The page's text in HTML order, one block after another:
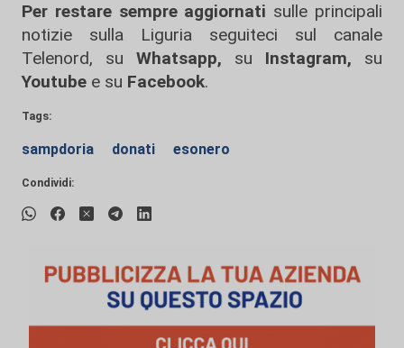
Per restare sempre aggiornati sulle principali
notizie sulla Liguria seguiteci sul canale
Telenord, su
Whatsapp, su Instagram, su
Youtube e su Facebook.
Tags:
sampdoria donati esonero
Condividi: